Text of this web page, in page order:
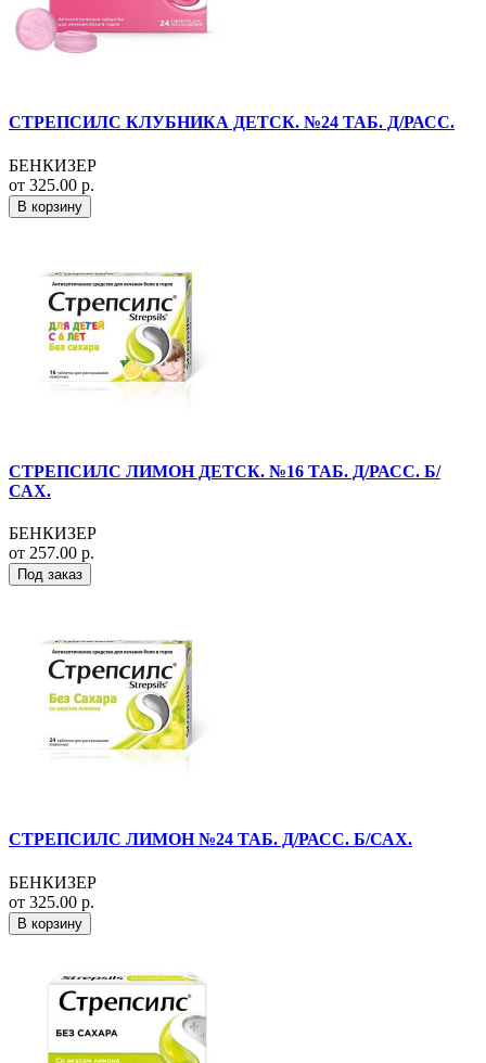
СТРЕПСИЛС КЛУБНИКА ДЕТСК. №24 ТАБ. Д/РАСС.
БЕНКИЗЕР
от 325.00 р.
В корзину
СТРЕПСИЛС ЛИМОН ДЕТСК. №16 ТАБ. Д/РАСС. Б/
САХ.
БЕНКИЗЕР
от 257.00 р.
Под заказ
СТРЕПСИЛС ЛИМОН №24 ТАБ. Д/РАСС. Б/САХ.
БЕНКИЗЕР
от 325.00 р.
В корзину